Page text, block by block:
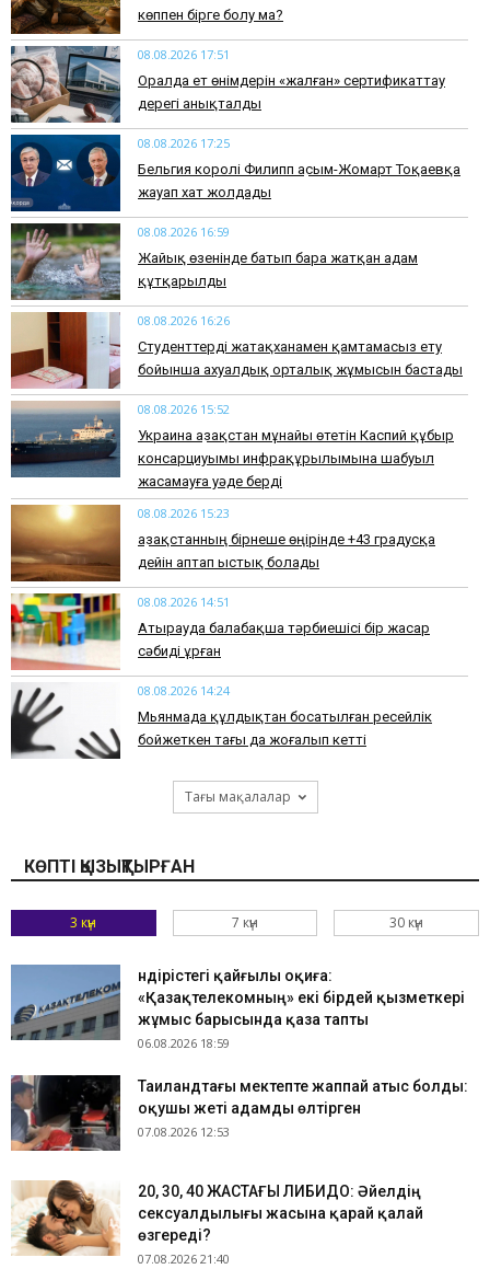
көппен бірге болу ма?
08.08.2026 17:51
Оралда ет өнімдерін «жалған» сертификаттау
дерегі анықталды
08.08.2026 17:25
Бельгия королі Филипп Қасым-Жомарт Тоқаевқа
жауап хат жолдады
08.08.2026 16:59
Жайық өзенінде батып бара жатқан адам
құтқарылды
08.08.2026 16:26
Студенттерді жатақханамен қамтамасыз ету
бойынша ахуалдық орталық жұмысын бастады
08.08.2026 15:52
Украина Қазақстан мұнайы өтетін Каспий құбыр
консарциуымы инфрақұрылымына шабуыл
жасамауға уәде берді
08.08.2026 15:23
Қазақстанның бірнеше өңірінде +43 градусқа
дейін аптап ыстық болады
08.08.2026 14:51
Атырауда балабақша тәрбиешісі бір жасар
сәбиді ұрған
08.08.2026 14:24
Мьянмада құлдықтан босатылған ресейлік
бойжеткен тағы да жоғалып кетті
Тағы мақалалар
КӨПТІ ҚЫЗЫҚТЫРҒАН
3 күн 7 күн 30 күн
Өндірістегі қайғылы оқиға:
«Қазақтелекомның» екі бірдей қызметкері
жұмыс барысында қаза тапты
06.08.2026 18:59
Таиландтағы мектепте жаппай атыс болды:
оқушы жеті адамды өлтірген
07.08.2026 12:53
​20, 30, 40 ЖАСТАҒЫ ЛИБИДО: Әйелдің
сексуалдылығы жасына қарай қалай
өзгереді?
07.08.2026 21:40